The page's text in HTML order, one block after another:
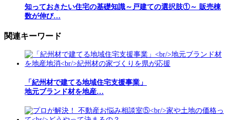
知っておきたい住宅の基礎知識～戸建ての選択肢①～ 販売棟
数が伸び…
関連キーワード
「紀州材で建てる地域住宅支援事業」
地元ブランド材を地産…